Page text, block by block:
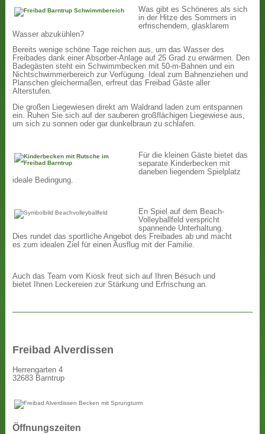
Was gibt es Schöneres als sich
in der Hitze des Sommers in
erfrischendem, glasklarem
Wasser abzukühlen?
Bereits wenige schöne Tage reichen aus, um das Wasser des
Freibades dank einer Absorber-Anlage auf 25 Grad zu erwärmen. Den
Badegästen steht ein Schwimmbecken mit 50-m-Bahnen und ein
Nichtschwimmerbereich zur Verfügung. Ideal zum Bahnenziehen und
Planschen gleichermaßen, erfreut das Freibad Gäste aller
Alterstufen.
Die großen Liegewiesen direkt am Waldrand laden zum entspannen
ein. Ruhen Sie sich auf der sauberen großflächigen Liegewiese aus,
um sich zu sonnen oder gar dunkelbraun zu schlafen.
Für die kleinen Gäste bietet das
separate Kinderbecken mit
daneben liegendem Spielplatz
ideale Bedingung.
En Spiel auf dem Beach-
Volleyballfeld verspricht
spannende Unterhaltung.
Dies rundet das sportliche Angebot des Freibades ab und macht
es zum idealen Ziel für einen Ausflug mit der Familie.
Auch das Team vom Kiosk freut sich auf Ihren Besuch und
bietet Ihnen Leckereien zur Stärkung und Erfrischung an.
Freibad Alverdissen
Herrengarten 4
32683 Barntrup
Öffnungszeiten